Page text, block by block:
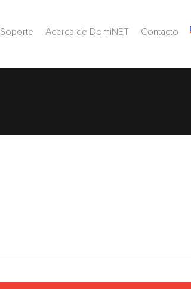
Soporte Acerca de DomiNET Contacto